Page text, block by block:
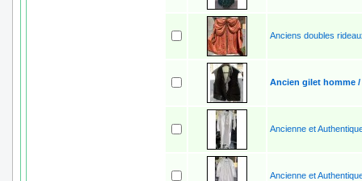
Anciens doubles
Ancien gilet homme
Ancienne et
Ancienne et